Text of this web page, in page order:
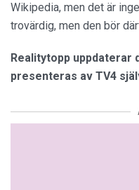
Wikipedia, men det är
trovärdig, men den bör
Realitytopp uppdaterar
presenteras av TV4